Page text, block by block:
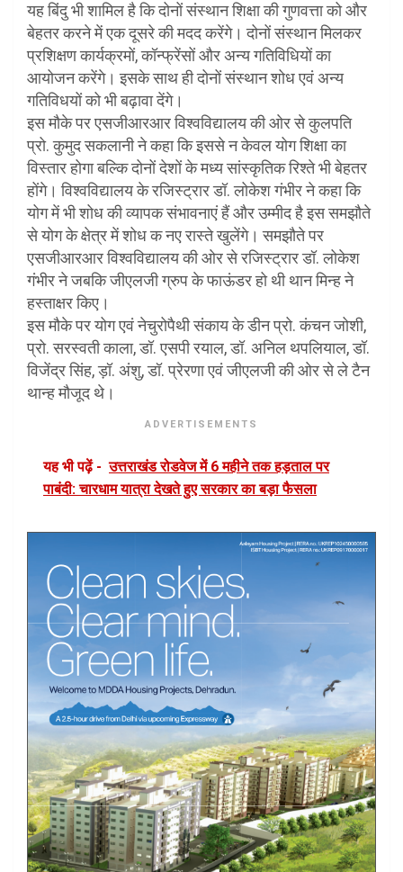
यह बिंदु भी शामिल है कि दोनों संस्थान शिक्षा की गुणवत्ता को और
बेहतर करने में एक दूसरे की मदद करेंगे। दोनों संस्थान मिलकर
प्रशिक्षण कार्यक्रमों, कॉन्फ्रेंसों और अन्य गतिविधियों का
आयोजन करेंगे। इसके साथ ही दोनों संस्थान शोध एवं अन्य
गतिविधयों को भी बढ़ावा देंगे।
इस मौके पर एसजीआरआर विश्वविद्यालय की ओर से कुलपति
प्रो. कुमुद सकलानी ने कहा कि इससे न केवल योग शिक्षा का
विस्तार होगा बल्कि दोनों देशों के मध्य सांस्कृतिक रिश्ते भी बेहतर
होंगे। विश्वविद्यालय के रजिस्ट्रार डॉ. लोकेश गंभीर ने कहा कि
योग में भी शोध की व्यापक संभावनाएं हैं और उम्मीद है इस समझौते
से योग के क्षेत्र में शोध क नए रास्ते खुलेंगे। समझौते पर
एसजीआरआर विश्वविद्यालय की ओर से रजिस्ट्रार डॉ. लोकेश
गंभीर ने जबकि जीएलजी ग्रुप के फाऊंडर हो थी थान मिन्ह ने
हस्ताक्षर किए।
इस मौके पर योग एवं नेचुरोपैथी संकाय के डीन प्रो. कंचन जोशी,
प्रो. सरस्वती काला, डॉ. एसपी रयाल, डॉ. अनिल थपलियाल, डॉ.
विजेंद्र सिंह, ड़ॉ. अंशु, डॉ. प्रेरणा एवं जीएलजी की ओर से ले टैन
थान्ह मौजूद थे।
ADVERTISEMENTS
यह भी पढ़ें - उत्तराखंड रोडवेज में 6 महीने तक हड़ताल पर
पाबंदी: चारधाम यात्रा देखते हुए सरकार का बड़ा फैसला